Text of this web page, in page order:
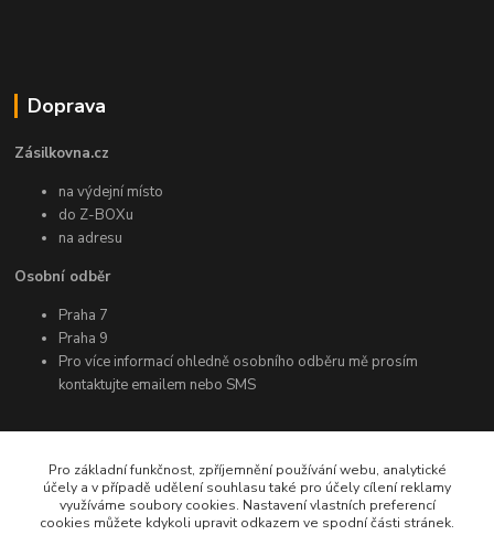
Doprava
Zásilkovna.cz
na výdejní místo
do Z-BOXu
na adresu
Osobní odběr
Praha 7
Praha 9
Pro více informací ohledně osobního odběru mě prosím
kontaktujte emailem nebo SMS
Další informace
Facebook
Instagram
Pro základní funkčnost, zpříjemnění používání webu, analytické
účely a v případě udělení souhlasu také pro účely cílení reklamy
využíváme soubory cookies. Nastavení vlastních preferencí
cookies můžete kdykoli upravit odkazem ve spodní části stránek.